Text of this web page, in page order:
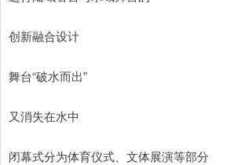
创新融合设计
舞台“破水而出”
又消失在水中
闭幕式分为体育仪式、文体展演等部分